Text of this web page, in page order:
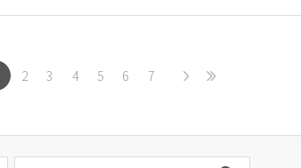
2 3 4 5 6 7